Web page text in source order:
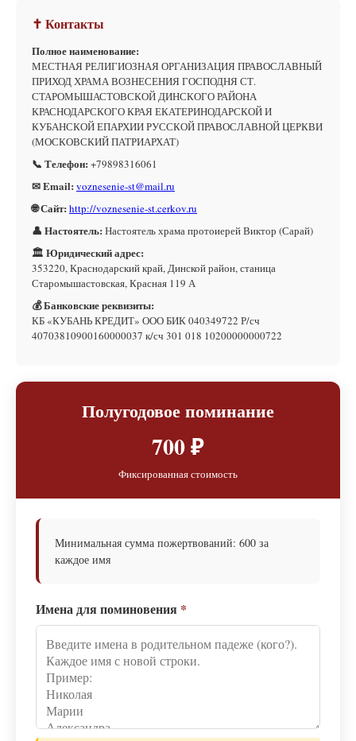
✝ Контакты
Полное наименование:
МЕСТНАЯ РЕЛИГИОЗНАЯ ОРГАНИЗАЦИЯ ПРАВОСЛАВНЫЙ
ПРИХОД ХРАМА ВОЗНЕСЕНИЯ ГОСПОДНЯ СТ.
СТАРОМЫШАСТОВСКОЙ ДИНСКОГО РАЙОНА
КРАСНОДАРСКОГО КРАЯ ЕКАТЕРИНОДАРСКОЙ И
КУБАНСКОЙ ЕПАРХИИ РУССКОЙ ПРАВОСЛАВНОЙ ЦЕРКВИ
(МОСКОВСКИЙ ПАТРИАРХАТ)
📞 Телефон: +79898316061
✉ Email: voznesenie-st@mail.ru
🌐 Сайт: http://voznesenie-st.cerkov.ru
👤 Настоятель: Настоятель храма протоиерей Виктор (Сарай)
🏛 Юридический адрес:
353220, Краснодарский край, Динской район, станица
Старомышастовская, Красная 119 А
💰 Банковские реквизиты:
КБ «КУБАНЬ КРЕДИТ» ООО БИК 040349722 Р/сч
40703810900160000037 к/сч 301 018 10200000000722
Полугодовое поминание
700 ₽
Фиксированная стоимость
Минимальная сумма пожертвований: 600 за
каждое имя
Имена для поминовения *